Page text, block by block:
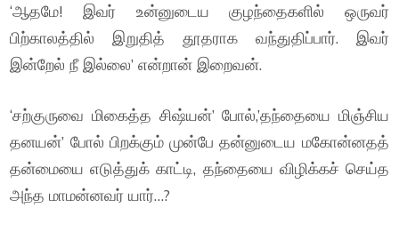
‘ஆதமே! இவர் உன்னுடைய குழந்தைகளில் ஒருவர்
பிற்காலத்தில் இறுதித் தூதராக வந்துதிப்பார். இவர்
இன்றேல் நீ இல்லை’ என்றான் இறைவன்.
‘சற்குருவை மிகைத்த சிஷ்யன்’ போல்,’தந்தையை மிஞ்சிய
தனயன்’ போல் பிறக்கும் முன்பே தன்னுடைய மகோன்னதத்
தன்மையை எடுத்துக் காட்டி, தந்தையை விழிக்கச் செய்த
அந்த மாமன்னவர் யார்…?